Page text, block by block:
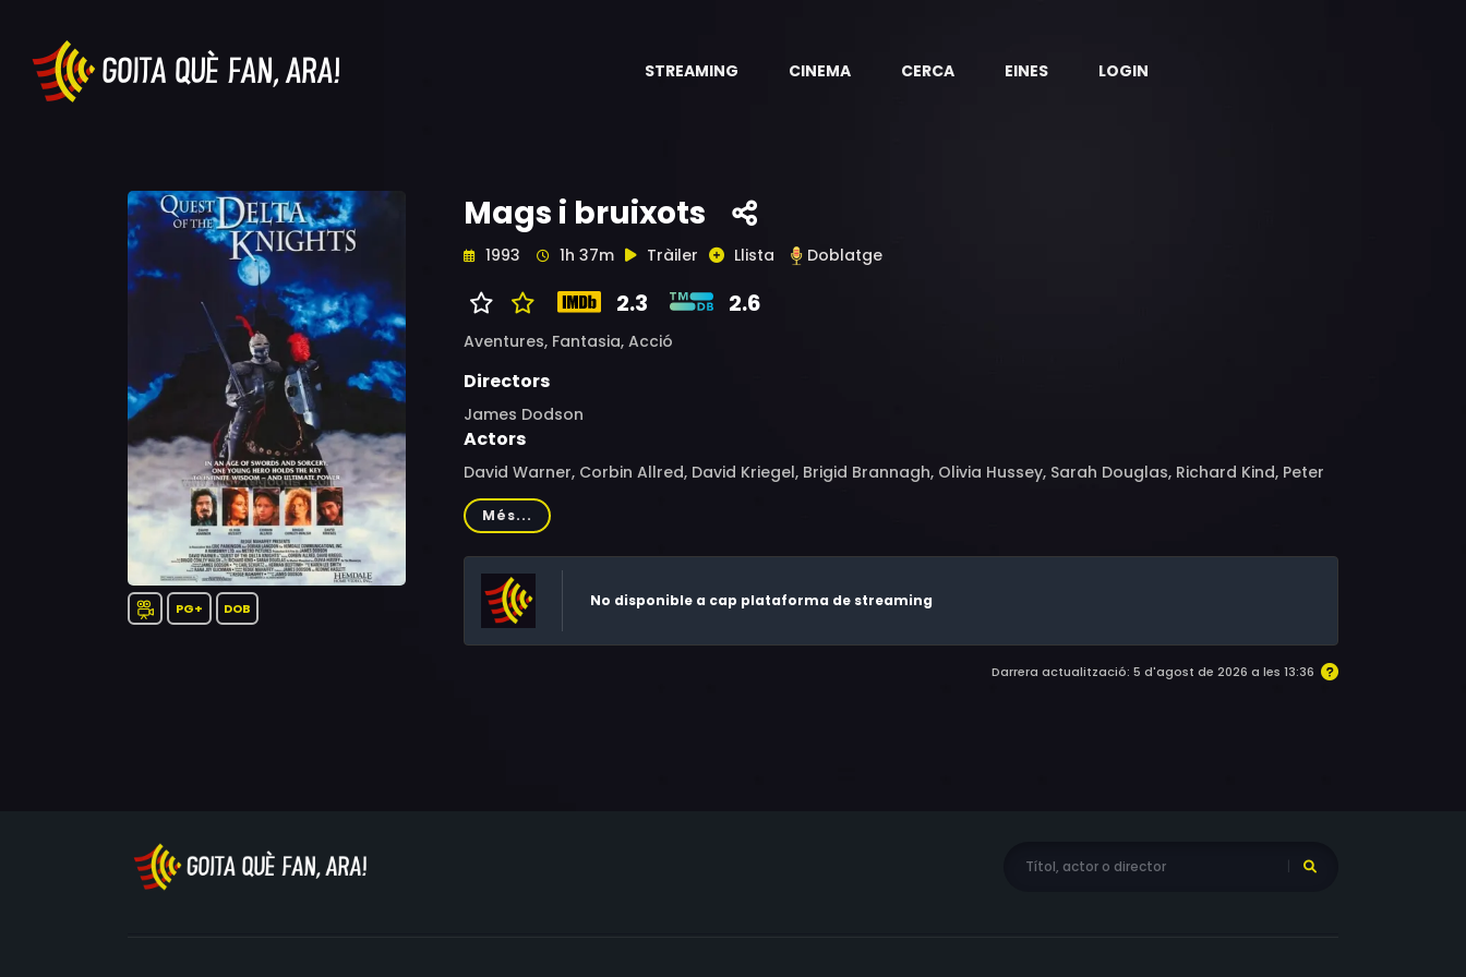
STREAMING CINEMA CERCA EINES LOGIN
PG+ DOB
Mags i bruixots
1993 1h 37m Tràiler Llista Doblatge
2.3 2.6
Aventures, Fantasia, Acció
Directors
James Dodson
Actors
David Warner, Corbin Allred, David Kriegel, Brigid Brannagh, Olivia Hussey, Sarah Douglas, Richard Kind, Peter
Sands, Robert Miano, Stephen Gregory Foster, Sam Fontana, Priscilla Alden, Don Pedro Colley
Més...
No disponible a cap plataforma de streaming
Darrera actualització: 5 d'agost de 2026 a les 13:36